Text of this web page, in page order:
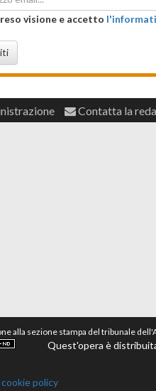
visione e accetto
Contatta la
alla sezione stampa del tribunale
Quest'opera è
policy